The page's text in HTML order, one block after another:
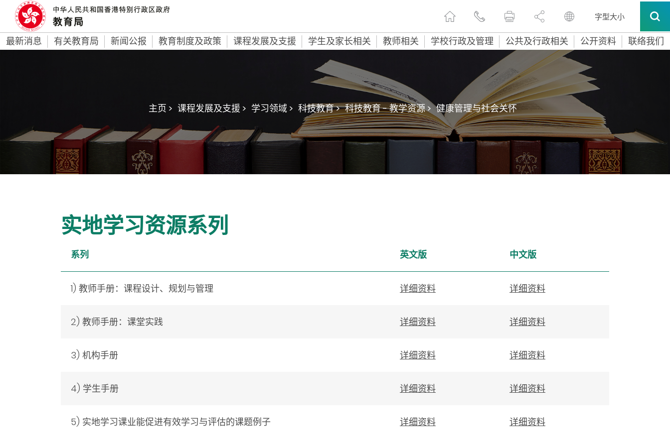
字型大小
最新消息 有关教育局 新闻公报 教育制度及政策 课程发展及支援 学生及家长相关 教师相关 学校行政及管理 公共及行政相关 公开资料 联络我们
主页 > 课程发展及支援 > 学习领域 > 科技教育 > 科技教育 - 教学资源 > 健康管理与社会关怀
实地学习资源系列
系列 英文版 中文版
1) 教师手册：课程设计、规划与管理 详细资料 详细资料
2) 教师手册：课堂实践 详细资料 详细资料
3) 机构手册 详细资料 详细资料
4) 学生手册 详细资料 详细资料
5) 实地学习课业能促进有效学习与评估的课题例子 详细资料 详细资料